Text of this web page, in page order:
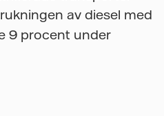
av diesel med
9 procent under